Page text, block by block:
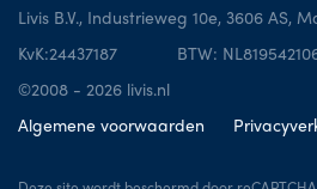
Livis B.V., Industrieweg 10e, 3606 AS,
KvK:24437187
BTW:
©2008 - 2026 livis.nl
Algemene voorwaarden